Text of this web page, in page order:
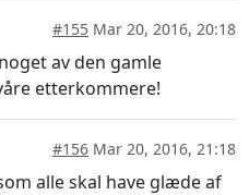
#155 Mar 20, 2016, 20:18
av den gamle
etterkommere!
#156 Mar 20, 2016, 21:18
alle skal have glæde af